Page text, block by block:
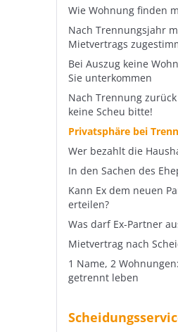
Wie Wohnung finden
Nach Trennungsjahr
Mietvertrags
Bei Auszug keine
Sie unterkommen
Nach Trennung
keine Scheu bitte!
Privatsphäre bei
Wer bezahlt die
In den Sachen des
Kann Ex dem neuen
erteilen?
Was darf Ex-Partner
Mietvertrag nach
1 Name, 2
getrennt leben